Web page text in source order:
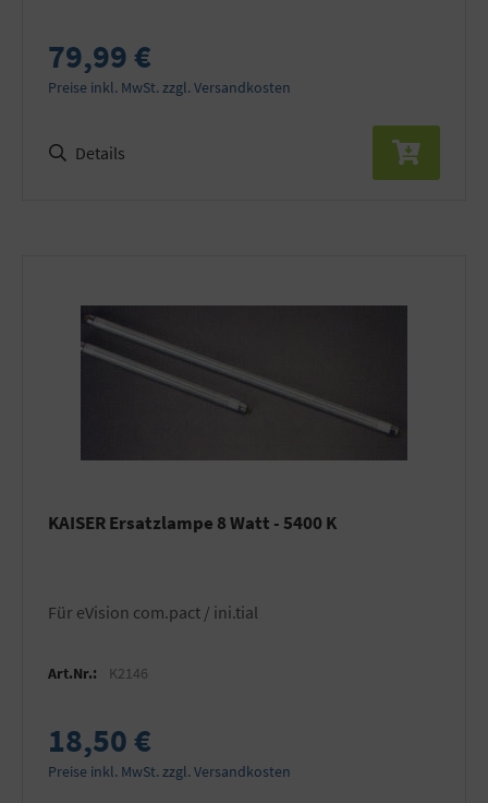
79,99 €
Preise inkl. MwSt. zzgl. Versandkosten
Details
KAISER Ersatzlampe 8 Watt - 5400 K
für eVision com.pact / ini.tial
Art.Nr.: K2146
18,50 €
Preise inkl. MwSt. zzgl. Versandkosten